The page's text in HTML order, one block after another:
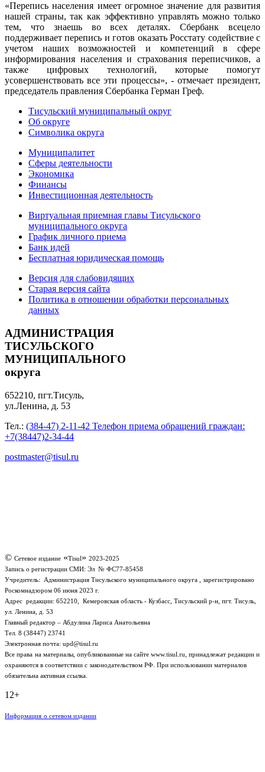
«Перепись населения имеет огромное значение для развития
нашей страны, так как эффективно управлять можно только
тем, что знаешь во всех деталях. Сбербанк всецело
поддерживает перепись и готов оказать Росстату содействие с
учетом наших возможностей и компетенций в сфере
информирования населения и страхования переписчиков, а
также цифровых технологий, которые помогут
усовершенствовать все эти процессы», - отмечает президент,
председатель правления Сбербанка Герман Греф.
Тисульский муниципальный округ
Об округе
Символика округа
Муниципалитет
Сферы деятельности
Экономика
Финансы
Инвестиционная деятельность
Виртуальная приемная главы Тисульского
муниципального округа
График личного приема
Банк идей
Бесплатная юридическая помощь
Версия для слабовидящих
Старая версия сайта
Политика в отношении обработки персональных
данных
АДМИНИСТРАЦИЯ
ТИСУЛЬСКОГО
МУНИЦИПАЛЬНОГО
округа
652210, пгт.Тисуль,
ул.Ленина, д. 53
Тел.: (384-47) 2-11-42 Телефон приема обращений граждан:
+7(38447)2-34-44
postmaster@tisul.ru
© Сетевое издание «Tisul » 2023-2025
Запись о регистрации СМИ: Эл № ФС77-85458
Учредитель: Администрация Тисульского муниципального округа , зарегистрировано
Роскомнадзором 06 июня 2023 г.
Адрес редакции: 652210, Кемеровская область - Кузбасс, Тисульский р-н, пгт. Тисуль,
ул. Ленина, д. 53
Главный редактор – Абдулина Лариса Анатольевна
Тел. 8 (38447) 23741
Электронная почта: upd@tisul.ru
Все права на материалы, опубликованные на сайте www.tisul.ru, принадлежат редакции и
охраняются в соответствии с законодательством РФ. При использовании материалов
обязательна активная ссылка.
12+
Информация о сетевом издании